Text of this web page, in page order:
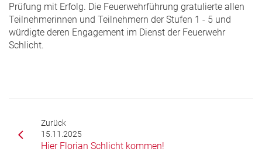
Prüfung mit Erfolg. Die Feuerwehrführung gratulierte allen
Teilnehmerinnen und Teilnehmern der Stufen 1 - 5 und
würdigte deren Engagement im Dienst der Feuerwehr
Schlicht.
Zurück
15.11.2025
Hier Florian Schlicht kommen!